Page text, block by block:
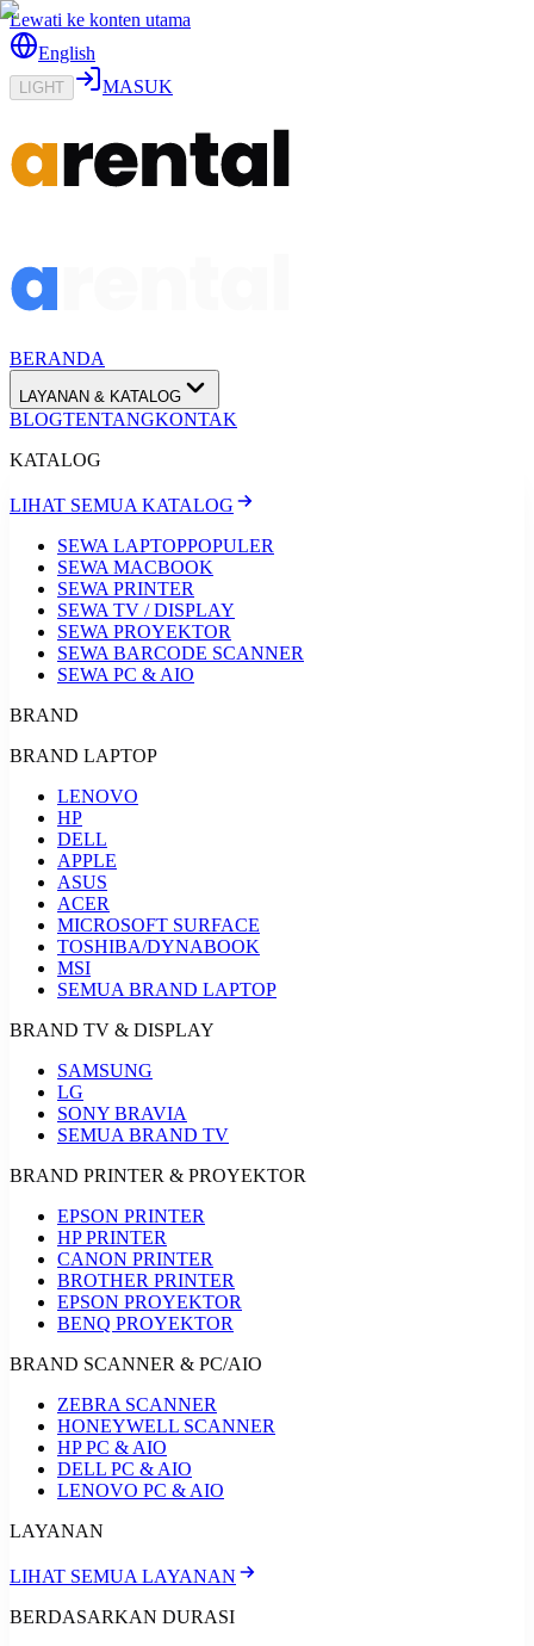
Lewati ke konten utama
English
LIGHT MASUK
BERANDA
LAYANAN & KATALOG
BLOGTENTANGKONTAK
KATALOG
LIHAT SEMUA KATALOG
SEWA LAPTOPPOPULER
SEWA MACBOOK
SEWA PRINTER
SEWA TV / DISPLAY
SEWA PROYEKTOR
SEWA BARCODE SCANNER
SEWA PC & AIO
BRAND
BRAND LAPTOP
LENOVO
HP
DELL
APPLE
ASUS
ACER
MICROSOFT SURFACE
TOSHIBA/DYNABOOK
MSI
SEMUA BRAND LAPTOP
BRAND TV & DISPLAY
SAMSUNG
LG
SONY BRAVIA
SEMUA BRAND TV
BRAND PRINTER & PROYEKTOR
EPSON PRINTER
HP PRINTER
CANON PRINTER
BROTHER PRINTER
EPSON PROYEKTOR
BENQ PROYEKTOR
BRAND SCANNER & PC/AIO
ZEBRA SCANNER
HONEYWELL SCANNER
HP PC & AIO
DELL PC & AIO
LENOVO PC & AIO
LAYANAN
LIHAT SEMUA LAYANAN
BERDASARKAN DURASI